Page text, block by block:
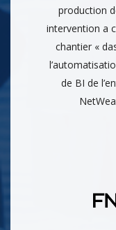
production
intervention a
chantier «
de BI de